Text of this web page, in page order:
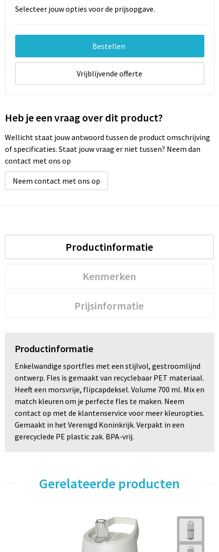
Selecteer jouw opties voor de prijsopgave.
Bestellen
Vrijblijvende offerte
Heb je een vraag over dit product?
Wellicht staat jouw antwoord tussen de product omschrijving
of specificaties. Staat jouw vraag er niet tussen? Neem dan
contact met ons op
Neem contact met ons op
Productinformatie
Kenmerken
Prijsinformatie
Productinformatie
Enkelwandige sportfles met een stijlvol, gestroomlijnd
ontwerp. Fles is gemaakt van recyclebaar PET materiaal.
Heeft een morsvrije, flipcapdeksel. Volume 700 ml. Mix en
match kleuren om je perfecte fles te maken. Neem
contact op met de klantenservice voor meer kleuropties.
Gemaakt in het Verenigd Koninkrijk. Verpakt in een
gerecyclede PE plastic zak. BPA-vrij.
Gerelateerde producten